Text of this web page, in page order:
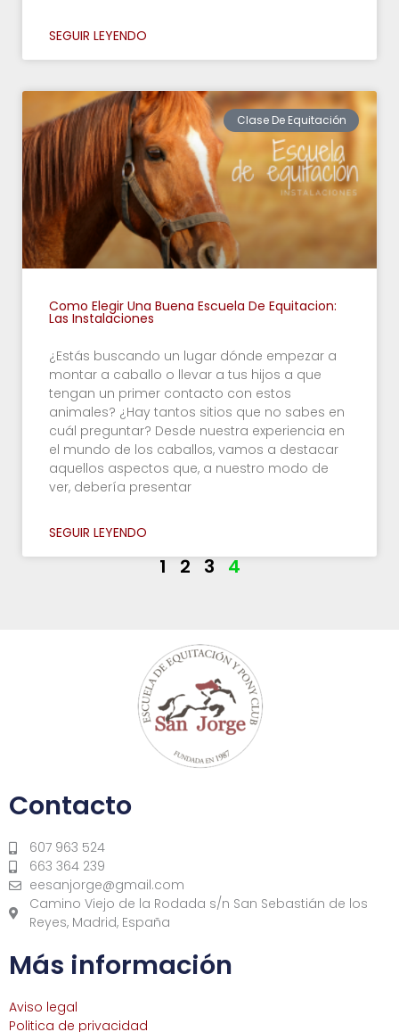
SEGUIR LEYENDO
Clase De Equitación
Como Elegir Una Buena Escuela De Equitacion:
Las Instalaciones
¿Estás buscando un lugar dónde empezar a
montar a caballo o llevar a tus hijos a que
tengan un primer contacto con estos
animales? ¿Hay tantos sitios que no sabes en
cuál preguntar? Desde nuestra experiencia en
el mundo de los caballos, vamos a destacar
aquellos aspectos que, a nuestro modo de
ver, debería presentar
SEGUIR LEYENDO
1 2 3 4
Contacto
607 963 524
663 364 239
eesanjorge@gmail.com
Camino Viejo de la Rodada s/n San Sebastián de los
Reyes, Madrid, España
Más información
Aviso legal
Politica de privacidad